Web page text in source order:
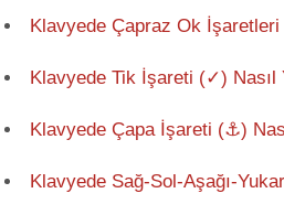
Klavyede Çapraz Ok
Klavyede Tik İşareti (✓) Nasıl
Klavyede Çapa İşareti (⚓)
Klavyede Sağ-Sol-Aşağı-